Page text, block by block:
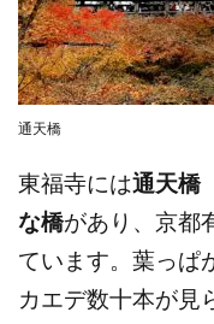
通天橋
東福寺には通天橋
な橋があり、京都
ています。葉っぱ
カエデ数十本が見